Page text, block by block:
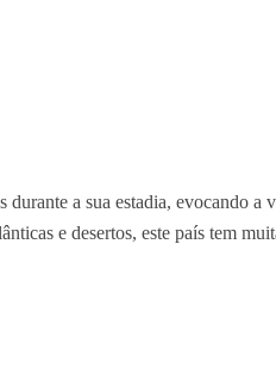
a sua estadia, evocando a
e desertos, este país tem